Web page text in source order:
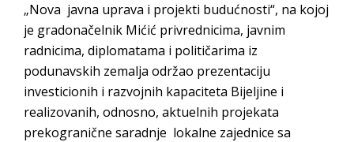
„Nova javna uprava i projekti budućnosti“, na kojoj
je gradonačelnik Mićić privrednicima, javnim
radnicima, diplomatama i političarima iz
podunavskih zemalja održao prezentaciju
investicionih i razvojnih kapaciteta Bijeljine i
realizovanih, odnosno, aktuelnih projekata
prekogranične saradnje lokalne zajednice sa